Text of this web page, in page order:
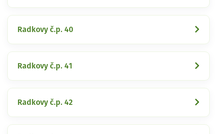
Radkovy č.p. 40
Radkovy č.p. 41
Radkovy č.p. 42